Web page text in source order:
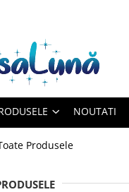
Cu
10 ml
NOUTATI
Produsele